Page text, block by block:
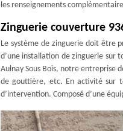
les renseignements
Zinguerie couverture
Le système de zinguerie doit être
d’une installation de zinguerie sur
Aulnay Sous Bois, notre entreprise
de gouttière, etc. En activité sur
d’intervention. Composé d’une